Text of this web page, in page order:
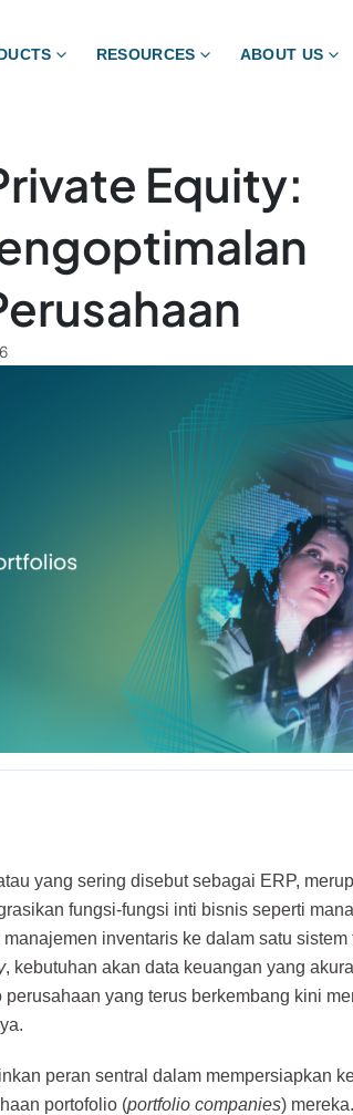
RESOURCES ABOUT US
Equity:
yang sering disebut sebagai ERP,
fungsi-fungsi inti bisnis seperti
manajemen inventaris ke dalam satu sistem
, kebutuhan akan data keuangan yang
yang terus berkembang kini
peran sentral dalam mempersiapkan
portofolio (portfolio companies)